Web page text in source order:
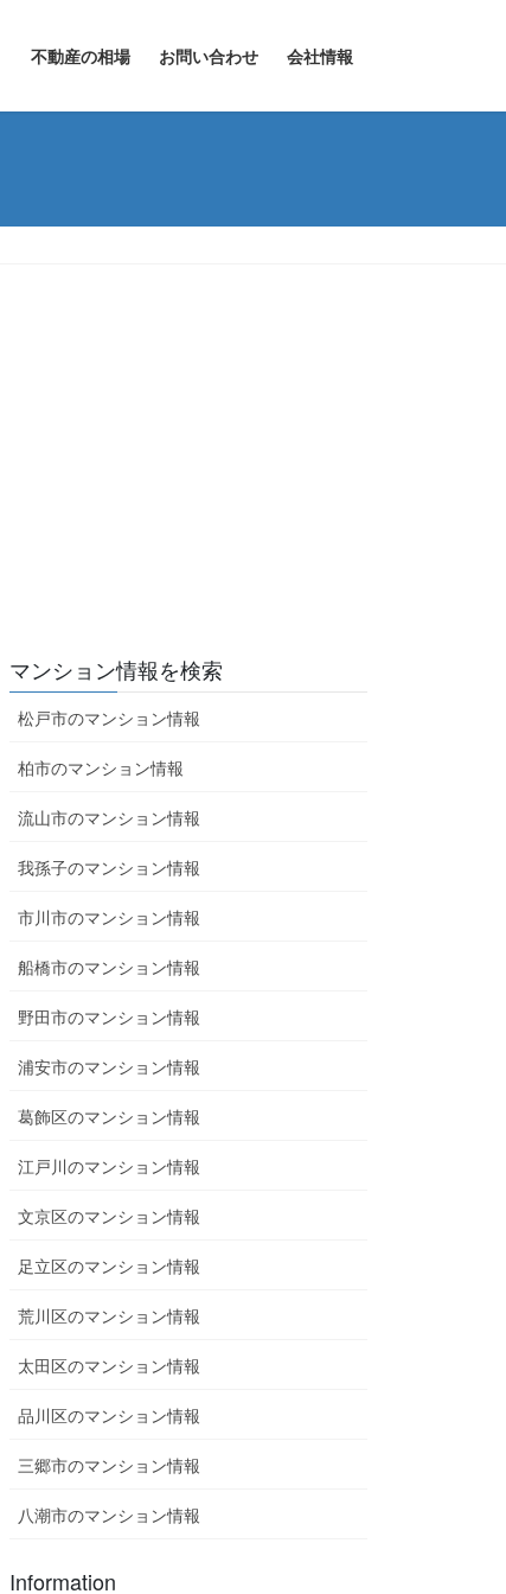
不動産の相場 お問い合わせ 会社情報
マンション情報を検索
松戸市のマンション情報
柏市のマンション情報
流山市のマンション情報
我孫子のマンション情報
市川市のマンション情報
船橋市のマンション情報
野田市のマンション情報
浦安市のマンション情報
葛飾区のマンション情報
江戸川のマンション情報
文京区のマンション情報
足立区のマンション情報
荒川区のマンション情報
太田区のマンション情報
品川区のマンション情報
三郷市のマンション情報
八潮市のマンション情報
Information